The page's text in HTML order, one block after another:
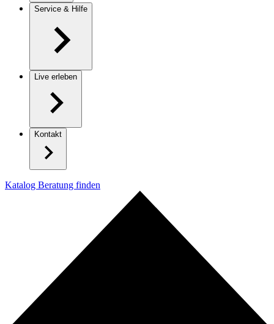
Service & Hilfe
Live erleben
Kontakt
Katalog Beratung finden